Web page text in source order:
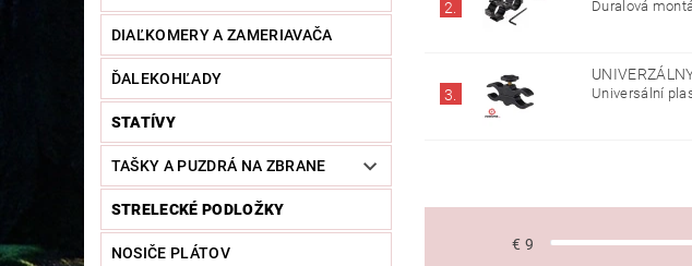
DIAĽKOMERY A ZAMERIAVAČA
ĎALEKOHĽADY
STATÍVY
TAŠKY A PUZDRÁ NA ZBRANE
STRELECKÉ PODLOŽKY
NOSIČE PLÁTOV
2. Duralová
3. Universální
€ 9